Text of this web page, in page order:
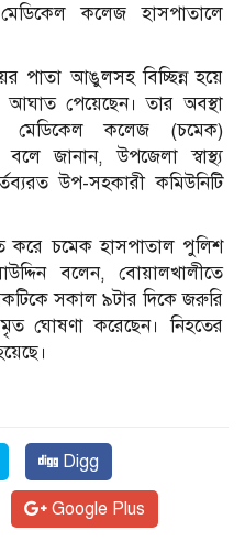
কলেজ হাসপাতালে
পাতা আঙুলসহ বিচ্ছিন্ন হয়ে
পেয়েছেন। তার অবস্থা
মেডিকেল কলেজ (চমেক)
জানান, উপজেলা স্বাস্থ্য
উপ-সহকারী কমিউনিটি
করে চমেক হাসপাতাল পুলিশ
বলেন, বোয়ালখালীতে
সকাল ৯টার দিকে জরুরি
ঘোষণা করেছেন। নিহতের
Digg
Google Plus